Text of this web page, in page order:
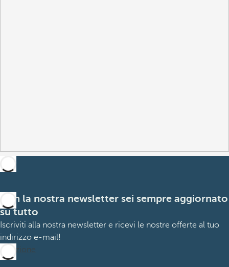
Con la nostra newsletter sei sempre aggiornato
su tutto
Iscriviti alla nostra newsletter e ricevi le nostre offerte al tuo
indirizzo e-mail!
Iscrizione